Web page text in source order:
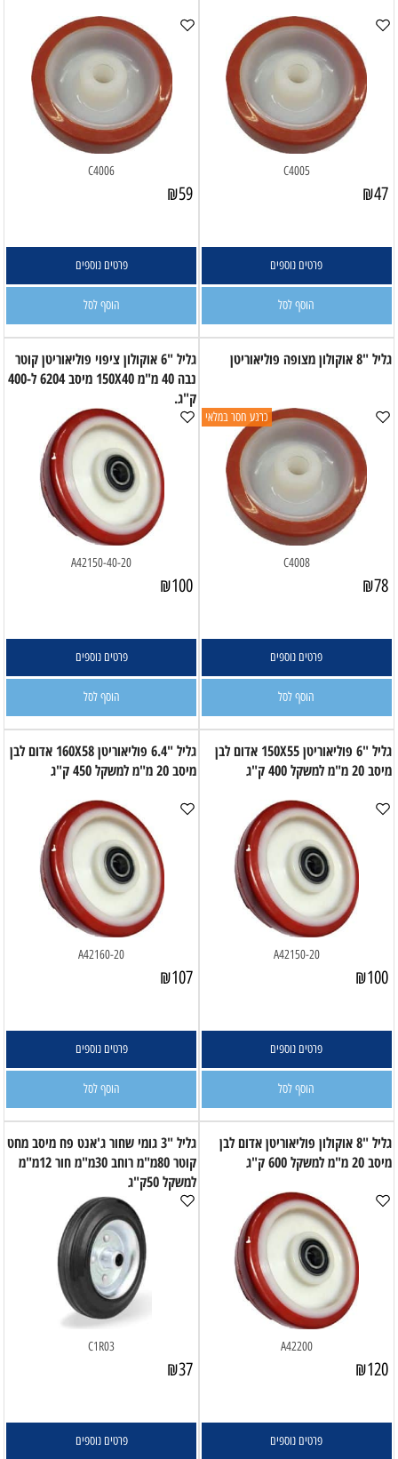
C4005
₪47
פרטים נוספים
הוסף לסל
C4006
₪59
פרטים נוספים
הוסף לסל
גליל "8 אוקולון מצופה פוליאוריטן
כרגע חסר במלאי
C4008
₪78
פרטים נוספים
הוסף לסל
גליל "6 אוקולון ציפוי פוליאוריטן קוטר
נבה 40 מ"מ 150X40 מיסב 6204 ל-400
ק"ג.
A42150-40-20
₪100
פרטים נוספים
הוסף לסל
גליל "6 פוליאוריטן 150X55 אדום לבן
מיסב 20 מ"מ למשקל 400 ק"ג
A42150-20
₪100
פרטים נוספים
הוסף לסל
גליל "6.4 פוליאוריטן 160X58 אדום לבן
מיסב 20 מ"מ למשקל 450 ק"ג
A42160-20
₪107
פרטים נוספים
הוסף לסל
גליל "8 אוקולון פוליאוריטן אדום לבן
מיסב 20 מ"מ למשקל 600 ק"ג
A42200
₪120
פרטים נוספים
גליל "3 גומי שחור ג'אנט פח מיסב מחט
קוטר 80מ"מ רוחב 30מ"מ חור 12מ"מ
למשקל 50ק"ג
C1R03
₪37
פרטים נוספים